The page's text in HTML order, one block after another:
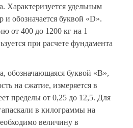
Характеризуется удельным
и обозначается буквой «D».
от 400 до 1200 кг на 1
при расчете фундамента
обозначающаяся буквой «В»,
на сжатие, измеряется в
пределы от 0,25 до 12,5. Для
в килограммы на
величину в